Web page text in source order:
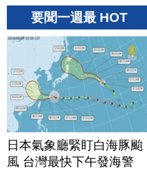
要聞一週最 HOT
日本氣象廳緊盯白海豚颱
風 台灣最快下午發海警